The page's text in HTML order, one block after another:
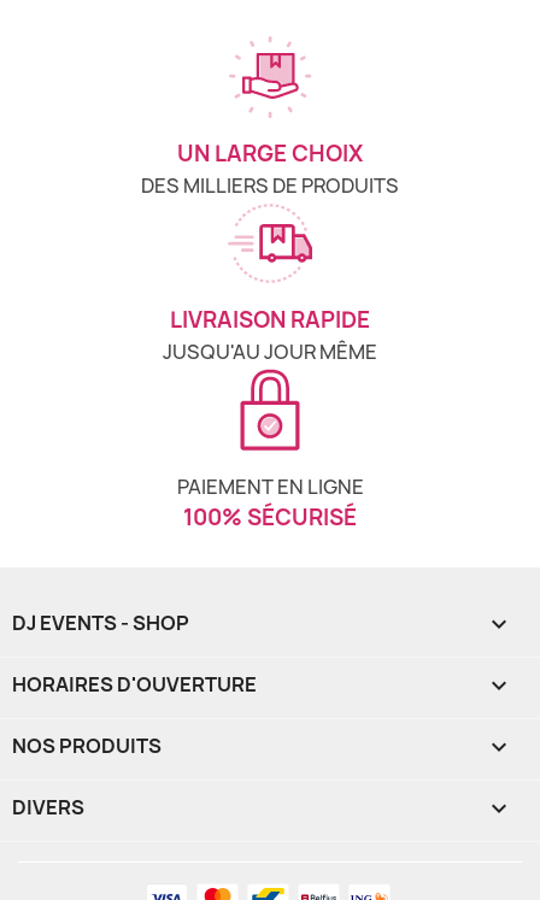
UN LARGE CHOIX
DES MILLIERS DE PRODUITS
LIVRAISON RAPIDE
JUSQU'AU JOUR MÊME
PAIEMENT EN LIGNE
100% SÉCURISÉ
DJ EVENTS - SHOP 
HORAIRES D'OUVERTURE 
NOS PRODUITS 
DIVERS 